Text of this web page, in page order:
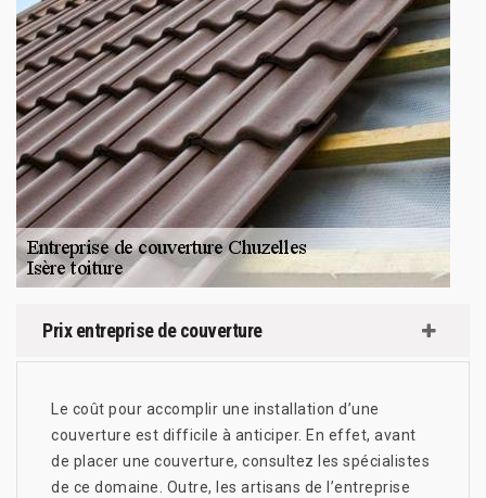
Prix entreprise de couverture
Le coût pour accomplir une installation d’une
couverture est difficile à anticiper. En effet, avant
de placer une couverture, consultez les spécialistes
de ce domaine. Outre, les artisans de l’entreprise